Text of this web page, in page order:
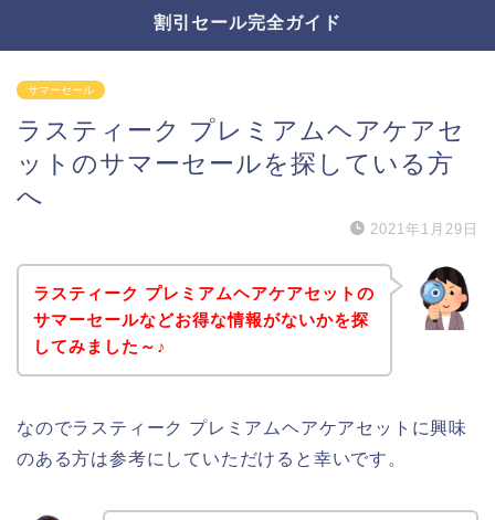
割引セール完全ガイド
サマーセール
ラスティーク プレミアムヘアケアセ
ットのサマーセールを探している方
へ
2021年1月29日
ラスティーク プレミアムヘアケアセットの
サマーセールなどお得な情報がないかを探
してみました～♪
なのでラスティーク プレミアムヘアケアセットに興味
のある方は参考にしていただけると幸いです。